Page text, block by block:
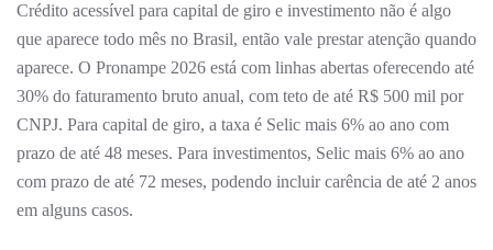
Crédito acessível para capital de giro e investimento não é algo
que aparece todo mês no Brasil, então vale prestar atenção quando
aparece. O Pronampe 2026 está com linhas abertas oferecendo até
30% do faturamento bruto anual, com teto de até R$ 500 mil por
CNPJ. Para capital de giro, a taxa é Selic mais 6% ao ano com
prazo de até 48 meses. Para investimentos, Selic mais 6% ao ano
com prazo de até 72 meses, podendo incluir carência de até 2 anos
em alguns casos.